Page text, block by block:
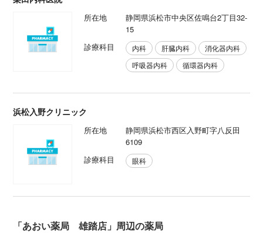
所在地
静岡県浜松市中央区佐鳴台2丁目32-
15
診療科目
内科 肝臓内科
消化器内科
呼吸器内科
循環器内科
浜松入野クリニック
所在地
静岡県浜松市西区入野町字八反田
6109
診療科目
眼科
「あおい薬局 雄踏店」周辺の薬局